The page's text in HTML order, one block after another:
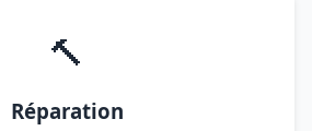
🔨
Réparation